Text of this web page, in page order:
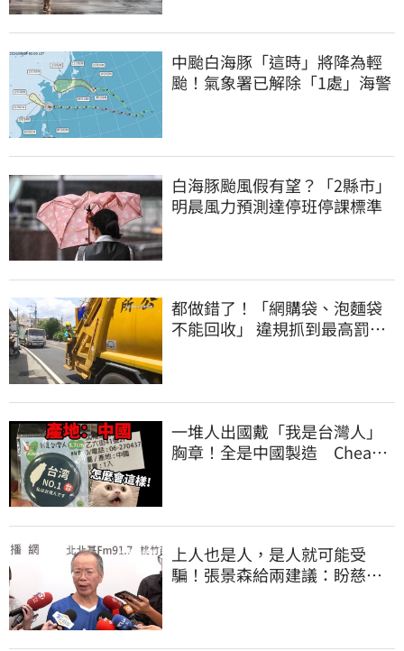
中颱白海豚「這時」將降為輕
颱！氣象署已解除「1處」海警
白海豚颱風假有望？「2縣市」
明晨風力預測達停班停課標準
都做錯了！「網購袋、泡麵袋
不能回收」 違規抓到最高罰
一堆人出國戴「我是台灣人」
胸章！全是中國製造 Cheap
上人也是人，是人就可能受
騙！張景森給兩建議：盼慈濟